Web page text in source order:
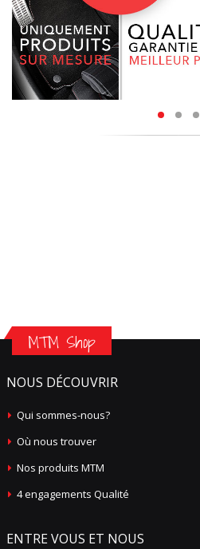
MTM Shop
NOUS DÉCOUVRIR
Qui sommes-nous?
Où nous trouver
Nos produits MTM
4 engagements Qualité
ENTRE VOUS ET NOUS